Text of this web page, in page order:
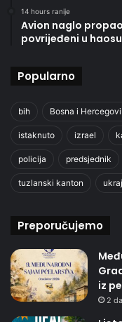
14 hours ranije
Avion naglo
povrijeđeni u haosu
Popularno
bih Bosna i
istaknuto izrael
policija predsjednik
tuzlanski kanton
Preporučujemo
iz
2